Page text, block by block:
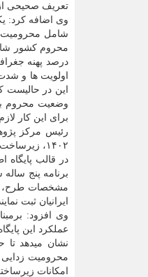
تعریف صحیحی
وی اضافه کرد:
شامل محرومیت
درصد پهنه
اولویت ها و
وضعیت محروم
برای این کار
۱۴۰۲، زیرساخت های قانونی لازم جهت ثبت داده های محرومیت مانند دسترسی به خدمات زیرساخت، بهداشت،
برنامه پنج
مشخصات طرح،
ایرانیان ثبت
عملکرد این
نشان میدهد تا
محرومیت زدایی
امکانات